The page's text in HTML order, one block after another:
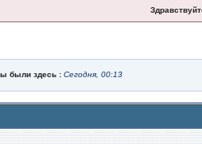
были здесь : Сегодня, 00:13